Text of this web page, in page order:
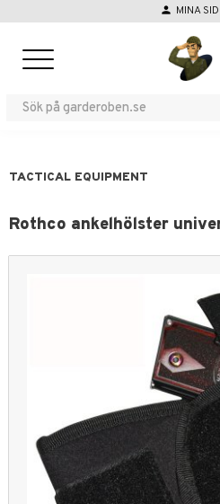
person MINA
TACTICAL EQUIPMENT
Rothco ankelhölster